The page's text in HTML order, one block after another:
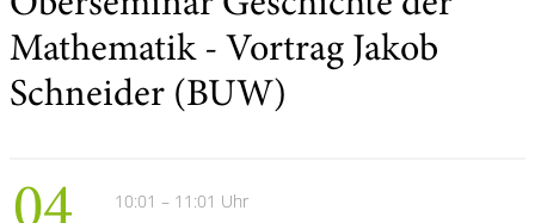
Mathematik - Vortrag Jakob
Schneider (BUW)
10:01 – 11:01 Uhr